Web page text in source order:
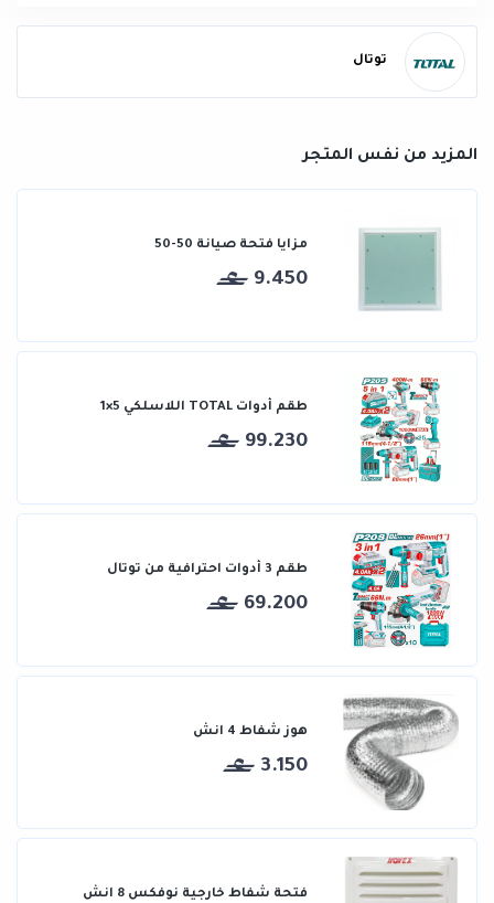
توتال
المزيد من نفس المتجر
مزايا فتحة صيانة 50-50
9.450
طقم أدوات TOTAL اللاسلكي 5×1
99.230
طقم 3 أدوات احترافية من توتال
69.200
هوز شفاط 4 انش
3.150
فتحة شفاط خارجية نوفكس 8 انش